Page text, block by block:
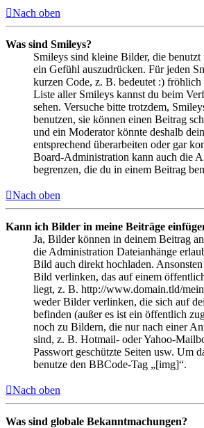
Nach oben
Was sind Smileys?
Smileys sind kleine Bilder, die
ein Gefühl auszudrücken. Für jeden
kurzen Code, z. B. bedeutet :)
Liste aller Smileys kannst du beim
sehen. Versuche bitte trotzdem,
benutzen, sie können einen Beitrag
und ein Moderator könnte deshalb
entsprechend überarbeiten oder gar
Board-Administration kann auch die
begrenzen, die du in einem Beitrag
Nach oben
Kann ich Bilder in meine Beiträge
Ja, Bilder können in deinem Beitrag
die Administration Dateianhänge
Bild auch direkt hochladen.
Bild verlinken, das auf einem
liegt, z. B. http://www.domain.tld/
weder Bilder verlinken, die sich auf
befinden (außer es ist ein öffentlich
noch zu Bildern, die nur nach einer
sind, z. B. Hotmail- oder Yahoo-
Passwort geschützte Seiten usw. Um
benutze den BBCode-Tag „[img]“.
Nach oben
Was sind globale Bekanntmachungen?